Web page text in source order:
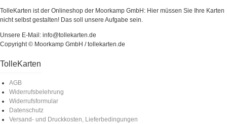
TolleKarten ist der Onlineshop der Moorkamp GmbH: Hier müssen Sie Ihre Karten
nicht selbst gestalten! Das soll unsere Aufgabe sein.
Unsere E-Mail: info@tollekarten.de
Copyright © Moorkamp GmbH / tollekarten.de
TolleKarten
AGB
Widerrufsbelehrung
Widerrufsformular
Datenschutz
Versand- und Druckkosten, Lieferbedingungen